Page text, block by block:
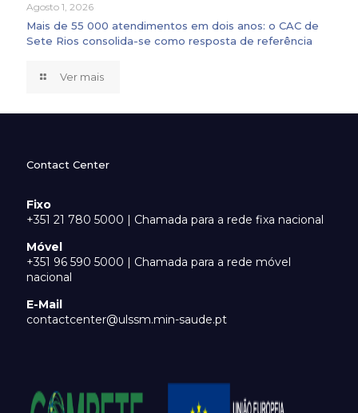
Agosto 1, 2026
Mais de 55 000 atendimentos em dois anos: o CAC de
Sete Rios consolida-se como resposta de referência
Ver mais
Contact Center
Fixo
+351 21 780 5000 | Chamada para a rede fixa nacional
Móvel
+351 96 590 5000 | Chamada para a rede móvel
nacional
E-Mail
contactcenter@ulssm.min-saude.pt